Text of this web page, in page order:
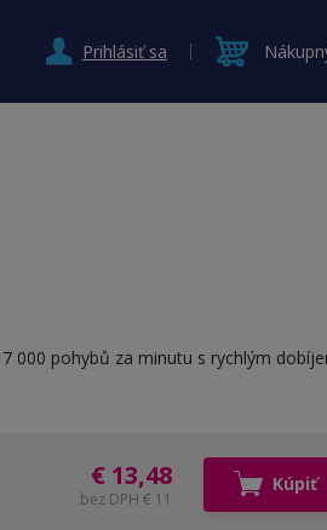
Prihlásiť sa
000 pohybů za minutu s rychlým
€ 13,48
bez DPH € 11
Kúpiť